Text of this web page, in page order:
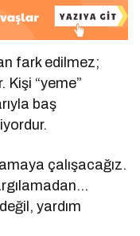
fark edilmez;
Kişi “yeme”
baş
çalışacağız.
yardım